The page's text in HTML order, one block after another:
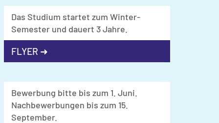
Das Studium startet zum Winter-
Semester und dauert 3 Jahre.
FLYER ➜
Bewerbung bitte bis zum 1. Juni.
Nachbewerbungen bis zum 15.
September.